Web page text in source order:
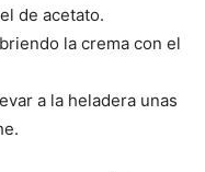
de acetato.
la crema con el
a la heladera unas